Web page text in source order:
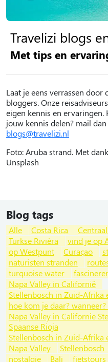
Travelizi blogs
Met tips en
Laat je eens verrassen
bloggers. Onze
eigen kennis en ervaringen.
jouw kennis delen? mail
blogs@travelizi.nl
Foto: Aruba strand. Met
Unsplash
Blog tags
Alle Costa Rica
Turkse Rivièra
vind je op
op Westpunt
Curaçao
naturisten stranden
turquoise water
Napa Valley in Californië
Stellenbosch in Zuid-Afrika
hoe kom je daar? wanneer?
Napa Valley in Californië
Spaanse Rioja
Stellenbosch in Zuid-Afrika
Napa Valley
Stellenbosch
nostalgie
Bali fietstours